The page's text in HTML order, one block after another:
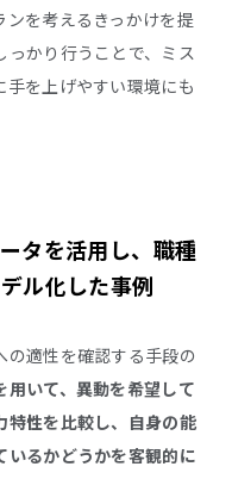
ンを考えるきっかけを提
かり行うことで、ミス
を上げやすい環境にも
タを活用し、職種
ル化した事例
の適性を確認する手段の
用いて、異動を希望して
特性を比較し、自身の能
いるかどうかを客観的に